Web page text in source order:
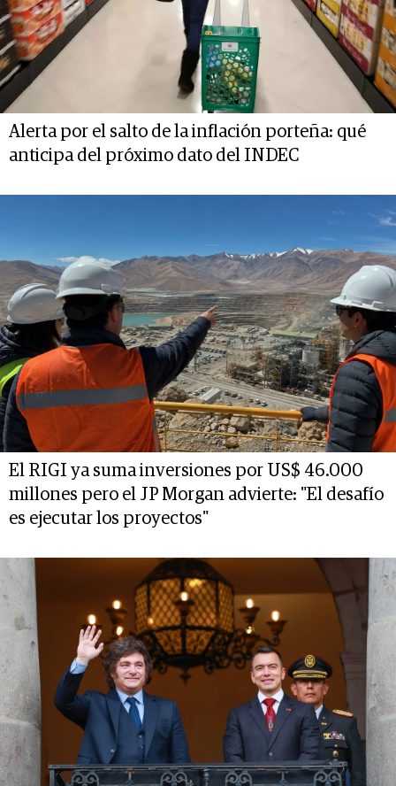
Alerta por el salto de la inflación porteña: qué
anticipa del próximo dato del INDEC
El RIGI ya suma inversiones por US$ 46.000
millones pero el JP Morgan advierte: "El desafío
es ejecutar los proyectos"